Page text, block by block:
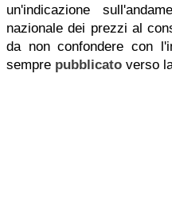
un'indicazione
nazionale dei prezzi al
da non confondere con
sempre pubblicato verso